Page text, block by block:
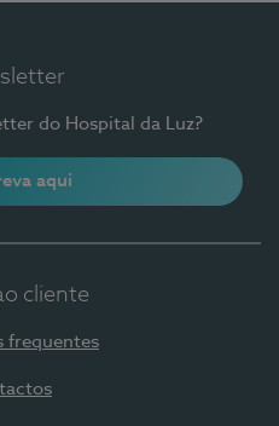
do Hospital da Luz?
aqui
cliente
frequentes